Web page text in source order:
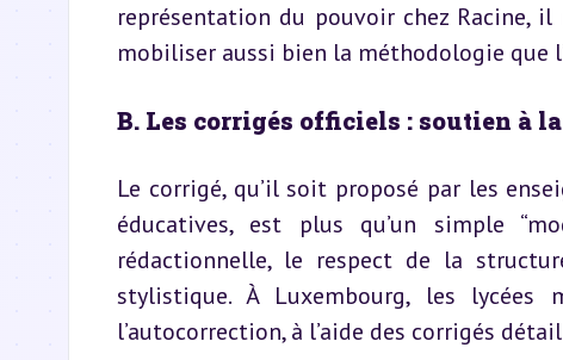
représentation du pouvoir chez Racine,
mobiliser aussi bien la méthodologie que
B. Les corrigés officiels : soutien à
Le corrigé, qu’il soit proposé par les
éducatives, est plus qu’un simple
rédactionnelle, le respect de la
stylistique. À Luxembourg, les
l’autocorrection, à l’aide des corrigés